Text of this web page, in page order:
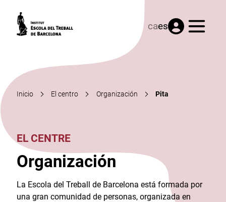
caes Menú
Inicio El centro Organización Pita
EL CENTRE
Organización
La Escola del Treball de Barcelona está formada por
una gran comunidad de personas, organizada en